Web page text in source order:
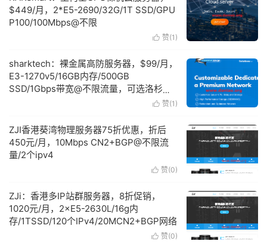
$449/月，2*E5-2690/32G/1T SSD/GPU
P100/100Mbps@不限
 赞(1 )
sharktech：裸金属高防服务器，$99/月，
E3-1270v5/16GB内存/500GB
SSD/1Gbps带宽@不限流量，可选洛杉矶/
 赞(1 )
ZJI香港葵湾物理服务器75折优惠，折后
450元/月，10Mbps CN2+BGP@不限流
量/2个ipv4
 赞(0)
ZJi：香港多IP站群服务器，8折促销，
1020元/月，2×E5-2630L/16g内
存/1TSSD/120个IPv4/20MCN2+BGP网络
 赞(0)